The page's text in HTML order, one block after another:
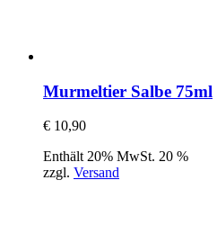
Murmeltier Salbe 75ml
€ 10,90
Enthält 20% MwSt. 20 %
zzgl. Versand